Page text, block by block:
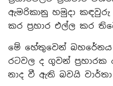
ඇමරිකානු හමුදා
කර ප්‍රහාර එල්ල කර
මේ හේතුවෙන්
රටවල ද ගුවන්
නාද වී ඇති බවයි